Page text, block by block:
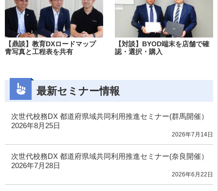
【鼎談】教育DXロードマップ
青写真と工程表を共有
【対談】BYOD端末を店舗で確
認・選択・購入
最新セミナー情報
次世代校務DX 都道府県域共同利用推進セミナー(群馬開催）
2026年8月25日
2026年7月14日
次世代校務DX 都道府県域共同利用推進セミナー(奈良開催）
2026年7月28日
2026年6月22日